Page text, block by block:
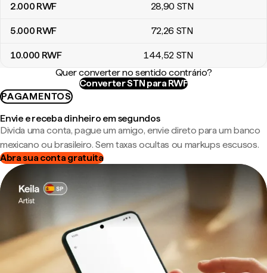
2.000 RWF 28,90 STN
5.000 RWF 72,26 STN
10.000 RWF 144,52 STN
Quer converter no sentido contrário?
Converter STN para RWF
PAGAMENTOS
Envie e receba dinheiro em segundos
Divida uma conta, pague um amigo, envie direto para um banco
mexicano ou brasileiro. Sem taxas ocultas ou markups escusos.
Abra sua conta gratuita